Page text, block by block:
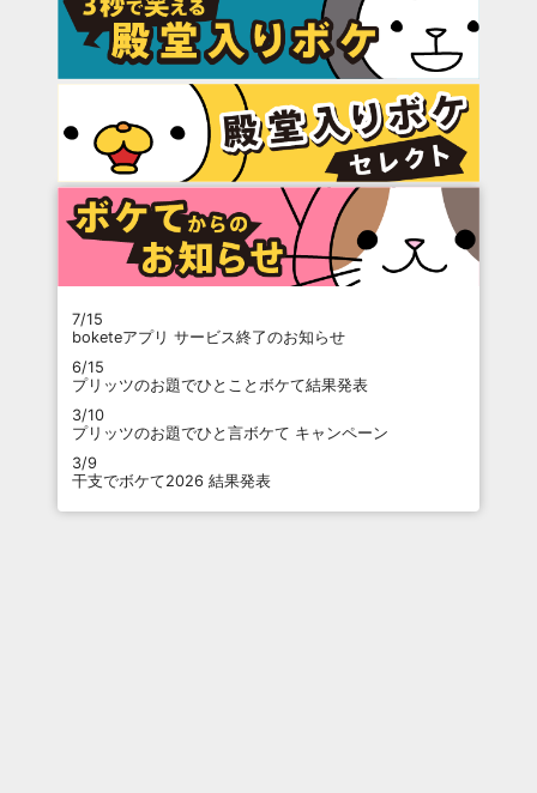
7/15
boketeアプリ サービス終了のお知らせ
6/15
プリッツのお題でひとことボケて結果発表
3/10
プリッツのお題でひと言ボケて キャンペーン
3/9
干支でボケて2026 結果発表